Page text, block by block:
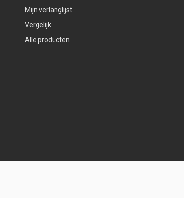
Mijn verlanglijst
Vergelijk
Alle producten